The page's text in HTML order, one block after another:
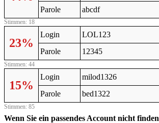
Parole
abcdf
Stimmen: 18
23%
Login
LOL123
Parole
12345
Stimmen: 44
15%
Login
milod1326
Parole
bed1322
Stimmen: 85
Wenn Sie ein passendes Account nicht finden